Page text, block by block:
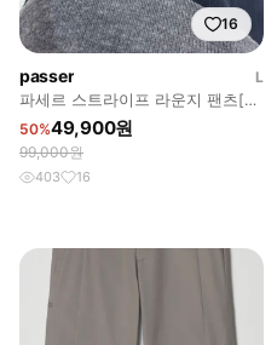
16
passer
L
파세르 스트라이프 라운지 팬츠[차
콜] L
50%49,900원
99,000원
403 16